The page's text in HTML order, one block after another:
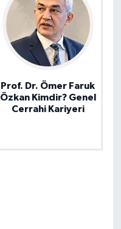
Prof. Dr. Ömer Faruk
Özkan Kimdir? Genel
Cerrahi Kariyeri